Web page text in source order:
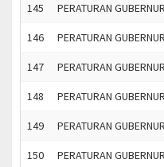
145 PERATURAN
146 PERATURAN
147 PERATURAN
148 PERATURAN
149 PERATURAN
150 PERATURAN